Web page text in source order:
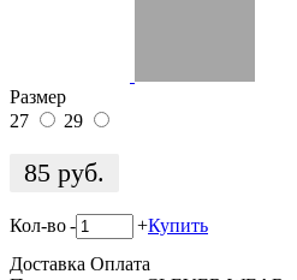
Размер
27
29
85 руб.
Кол-во- +Купить
Доставка Оплата